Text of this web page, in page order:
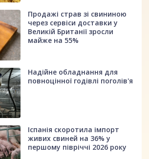
Продажі страв зі свининою
через сервіси доставки у
Великій Британії зросли
майже на 55%
Надійне обладнання для
повноцінної годівлі поголів'я
Іспанія скоротила імпорт
живих свиней на 36% у
першому півріччі 2026 року